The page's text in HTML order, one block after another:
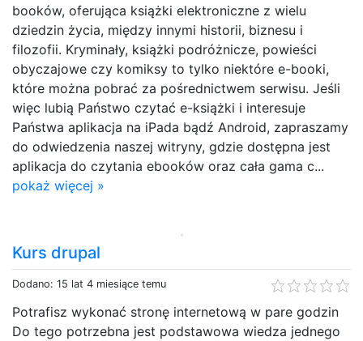
booków, oferująca książki elektroniczne z wielu
dziedzin życia, między innymi historii, biznesu i
filozofii. Kryminały, książki podróżnicze, powieści
obyczajowe czy komiksy to tylko niektóre e-booki,
które można pobrać za pośrednictwem serwisu. Jeśli
więc lubią Państwo czytać e-książki i interesuje
Państwa aplikacja na iPada bądź Android, zapraszamy
do odwiedzenia naszej witryny, gdzie dostępna jest
aplikacja do czytania ebooków oraz cała gama c...
pokaż więcej »
Kurs drupal
Dodano: 15 lat 4 miesiące temu
Potrafisz wykonać stronę internetową w pare godzin
Do tego potrzebna jest podstawowa wiedza jednego